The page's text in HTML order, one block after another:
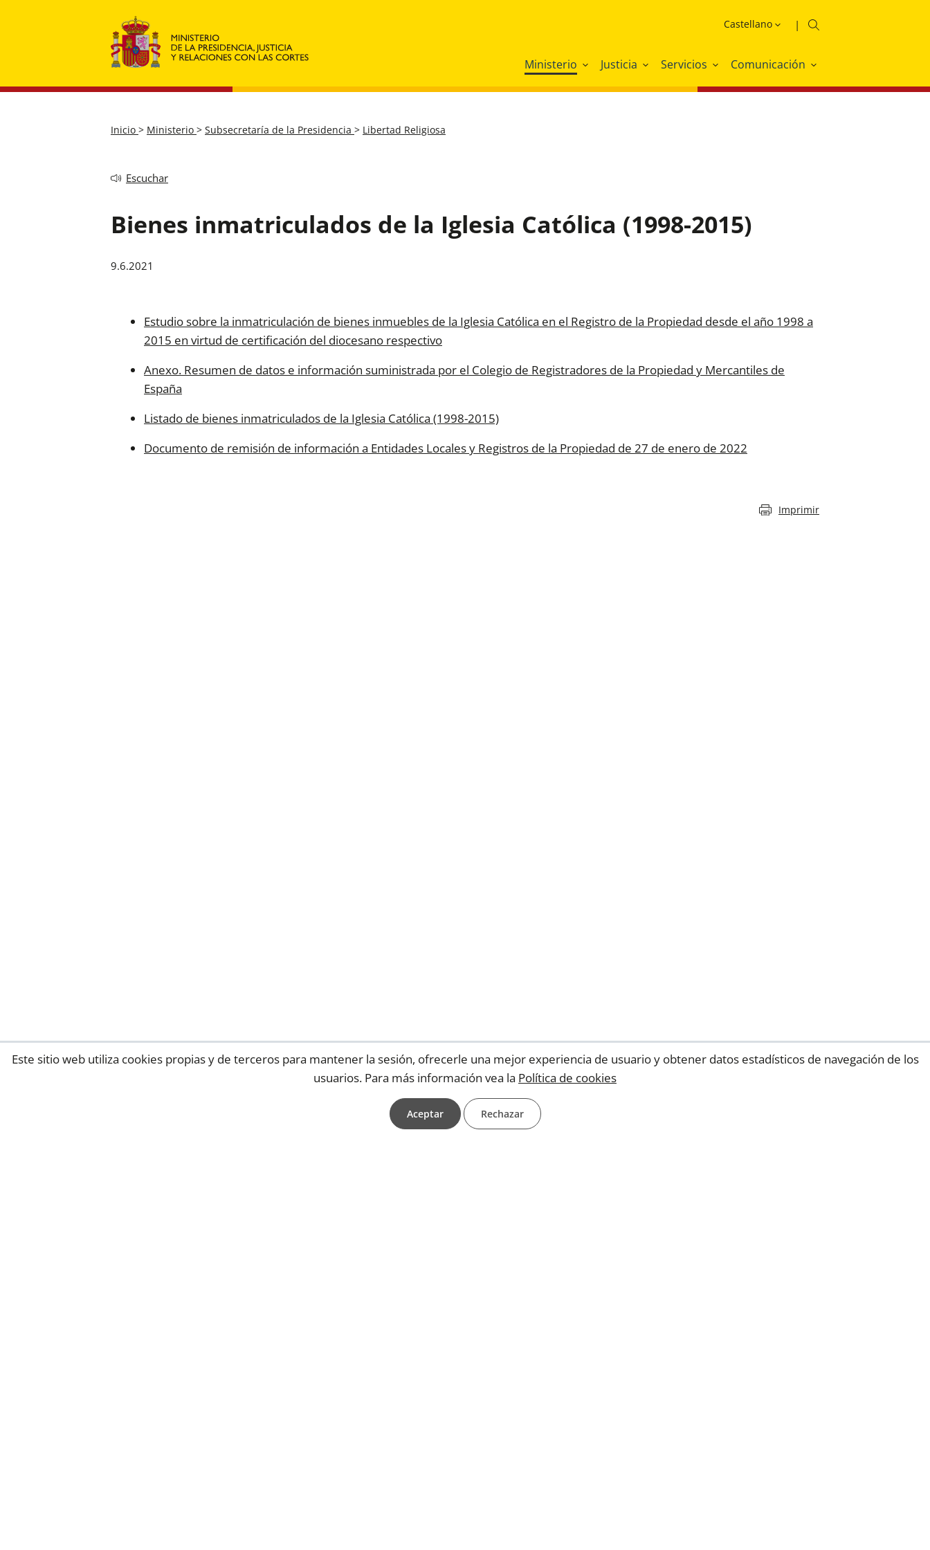
Ministerio Justicia Servicios Comunicación
Inicio > Ministerio > Subsecretaría de la Presidencia > Libertad Religiosa
Escuchar
Bienes inmatriculados de la Iglesia Católica (1998-2015)
9.6.2021
Estudio sobre la inmatriculación de bienes inmuebles de la Iglesia Católica en el Registro de la Propiedad desde el año 1998 a
2015 en virtud de certificación del diocesano respectivo
Anexo. Resumen de datos e información suministrada por el Colegio de Registradores de la Propiedad y Mercantiles de
España
Listado de bienes inmatriculados de la Iglesia Católica (1998-2015)
Documento de remisión de información a Entidades Locales y Registros de la Propiedad de 27 de enero de 2022
Imprimir
Este sitio web utiliza cookies propias y de terceros para mantener la sesión, ofrecerle una mejor experiencia de usuario y obtener datos estadísticos de navegación de los
usuarios. Para más información vea la Política de cookies
Aceptar Rechazar